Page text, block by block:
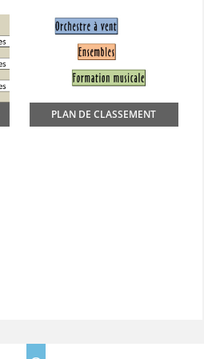
PLAN DE CLASSEMENT